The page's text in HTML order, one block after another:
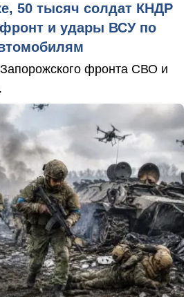
50 тысяч солдат КНДР
фронт и удары ВСУ по
фронта СВО и